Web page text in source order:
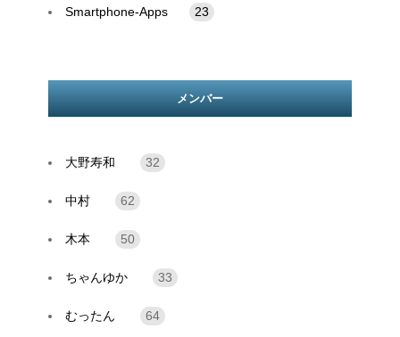
Smartphone-Apps 23
メンバー
大野寿和 32
中村 62
木本 50
ちゃんゆか 33
むったん 64